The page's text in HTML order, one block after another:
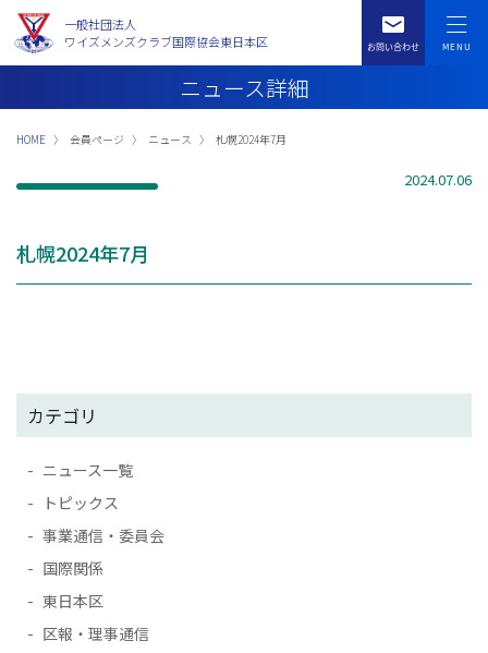
一般社団法人
ワイズメンズクラブ国際協会東日本区
ニュース詳細
HOME 会員ページ ニュース 札幌2024年7月
2024.07.06
札幌2024年7月
カテゴリ
ニュース一覧
トピックス
事業通信・委員会
国際関係
東日本区
区報・理事通信